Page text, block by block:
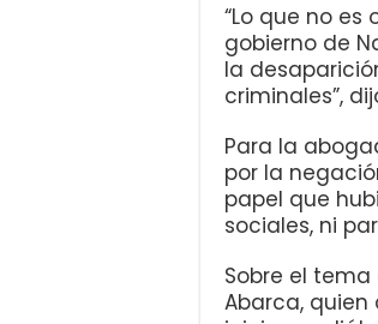
“Lo que no
gobierno de
la
criminales”,
Para la
por la
papel que
sociales, ni
Sobre el
Abarca, quien